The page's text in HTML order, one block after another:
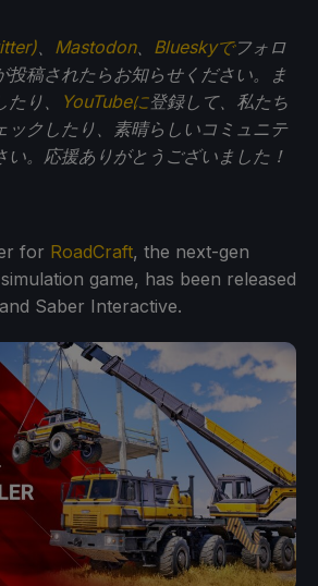
Mastodon、 Blueskyでフォロ
投稿されたらお知らせください。ま
り、 YouTubeに登録して、私たち
ックしたり、素晴らしいコミュニテ
い。応援ありがとうございました！
for RoadCraft, the next-gen
game, has been released
Saber Interactive.